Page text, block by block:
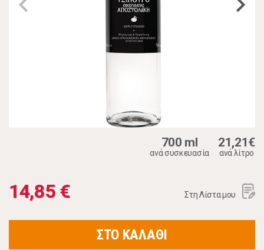
700 ml
ανά συσκευασία
21,21€
ανά λίτρο
14,85 € Στη Λίστα μου
ΣΤΟ ΚΑΛΑΘΙ